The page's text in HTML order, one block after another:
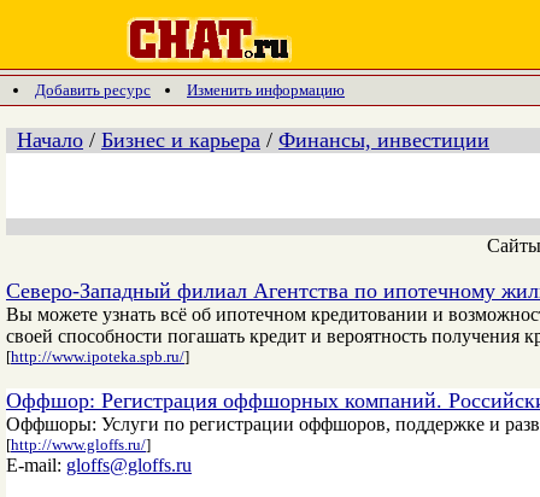
Добавить ресурс Изменить информацию
Начало / Бизнес и карьера / Финансы, инвестиции
Северо-Западный филиал Агентства по ипотечному
Вы можете узнать всё об ипотечном кредитовании и
своей способности погашать кредит и вероятность получения
[http://www.ipoteka.spb.ru/]
Оффшор: Регистрация оффшорных компаний.
Оффшоры: Услуги по регистрации оффшоров, поддержке и
[http://www.gloffs.ru/]
E-mail: gloffs@gloffs.ru